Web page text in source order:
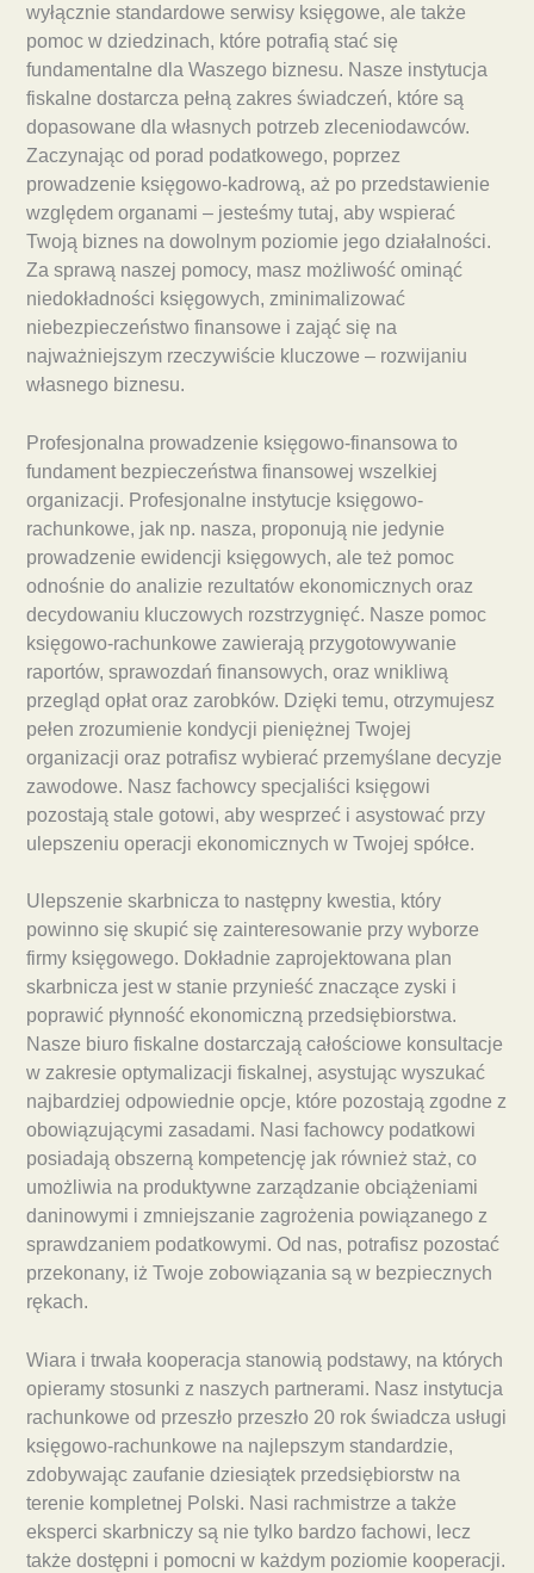
wyłącznie standardowe serwisy księgowe, ale także
pomoc w dziedzinach, które potrafią stać się
fundamentalne dla Waszego biznesu. Nasze instytucja
fiskalne dostarcza pełną zakres świadczeń, które są
dopasowane dla własnych potrzeb zleceniodawców.
Zaczynając od porad podatkowego, poprzez
prowadzenie księgowo-kadrową, aż po przedstawienie
względem organami – jesteśmy tutaj, aby wspierać
Twoją biznes na dowolnym poziomie jego działalności.
Za sprawą naszej pomocy, masz możliwość ominąć
niedokładności księgowych, zminimalizować
niebezpieczeństwo finansowe i zająć się na
najważniejszym rzeczywiście kluczowe – rozwijaniu
własnego biznesu.
Profesjonalna prowadzenie księgowo-finansowa to
fundament bezpieczeństwa finansowej wszelkiej
organizacji. Profesjonalne instytucje księgowo-
rachunkowe, jak np. nasza, proponują nie jedynie
prowadzenie ewidencji księgowych, ale też pomoc
odnośnie do analizie rezultatów ekonomicznych oraz
decydowaniu kluczowych rozstrzygnięć. Nasze pomoc
księgowo-rachunkowe zawierają przygotowywanie
raportów, sprawozdań finansowych, oraz wnikliwą
przegląd opłat oraz zarobków. Dzięki temu, otrzymujesz
pełen zrozumienie kondycji pieniężnej Twojej
organizacji oraz potrafisz wybierać przemyślane decyzje
zawodowe. Nasz fachowcy specjaliści księgowi
pozostają stale gotowi, aby wesprzeć i asystować przy
ulepszeniu operacji ekonomicznych w Twojej spółce.
Ulepszenie skarbnicza to następny kwestia, który
powinno się skupić się zainteresowanie przy wyborze
firmy księgowego. Dokładnie zaprojektowana plan
skarbnicza jest w stanie przynieść znaczące zyski i
poprawić płynność ekonomiczną przedsiębiorstwa.
Nasze biuro fiskalne dostarczają całościowe konsultacje
w zakresie optymalizacji fiskalnej, asystując wyszukać
najbardziej odpowiednie opcje, które pozostają zgodne z
obowiązującymi zasadami. Nasi fachowcy podatkowi
posiadają obszerną kompetencję jak również staż, co
umożliwia na produktywne zarządzanie obciążeniami
daninowymi i zmniejszanie zagrożenia powiązanego z
sprawdzaniem podatkowymi. Od nas, potrafisz pozostać
przekonany, iż Twoje zobowiązania są w bezpiecznych
rękach.
Wiara i trwała kooperacja stanowią podstawy, na których
opieramy stosunki z naszych partnerami. Nasz instytucja
rachunkowe od przeszło przeszło 20 rok świadcza usługi
księgowo-rachunkowe na najlepszym standardzie,
zdobywając zaufanie dziesiątek przedsiębiorstw na
terenie kompletnej Polski. Nasi rachmistrze a także
eksperci skarbniczy są nie tylko bardzo fachowi, lecz
także dostępni i pomocni w każdym poziomie kooperacji.